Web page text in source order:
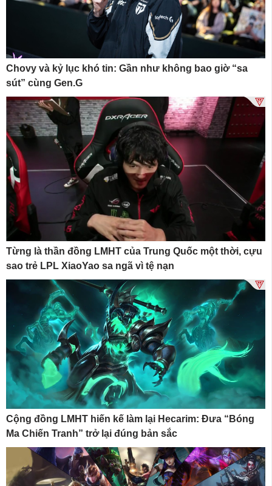
Chovy và kỷ lục khó tin: Gần như không bao giờ “sa
sút” cùng Gen.G
Từng là thần đồng LMHT của Trung Quốc một thời, cựu
sao trẻ LPL XiaoYao sa ngã vì tệ nạn
Cộng đồng LMHT hiến kế làm lại Hecarim: Đưa “Bóng
Ma Chiến Tranh” trở lại đúng bản sắc